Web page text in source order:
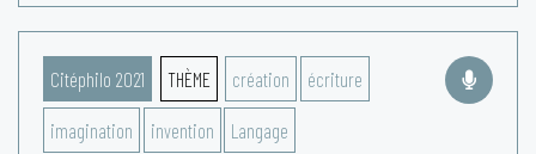
Citéphilo 2021 THÈME création écriture
imagination invention Langage